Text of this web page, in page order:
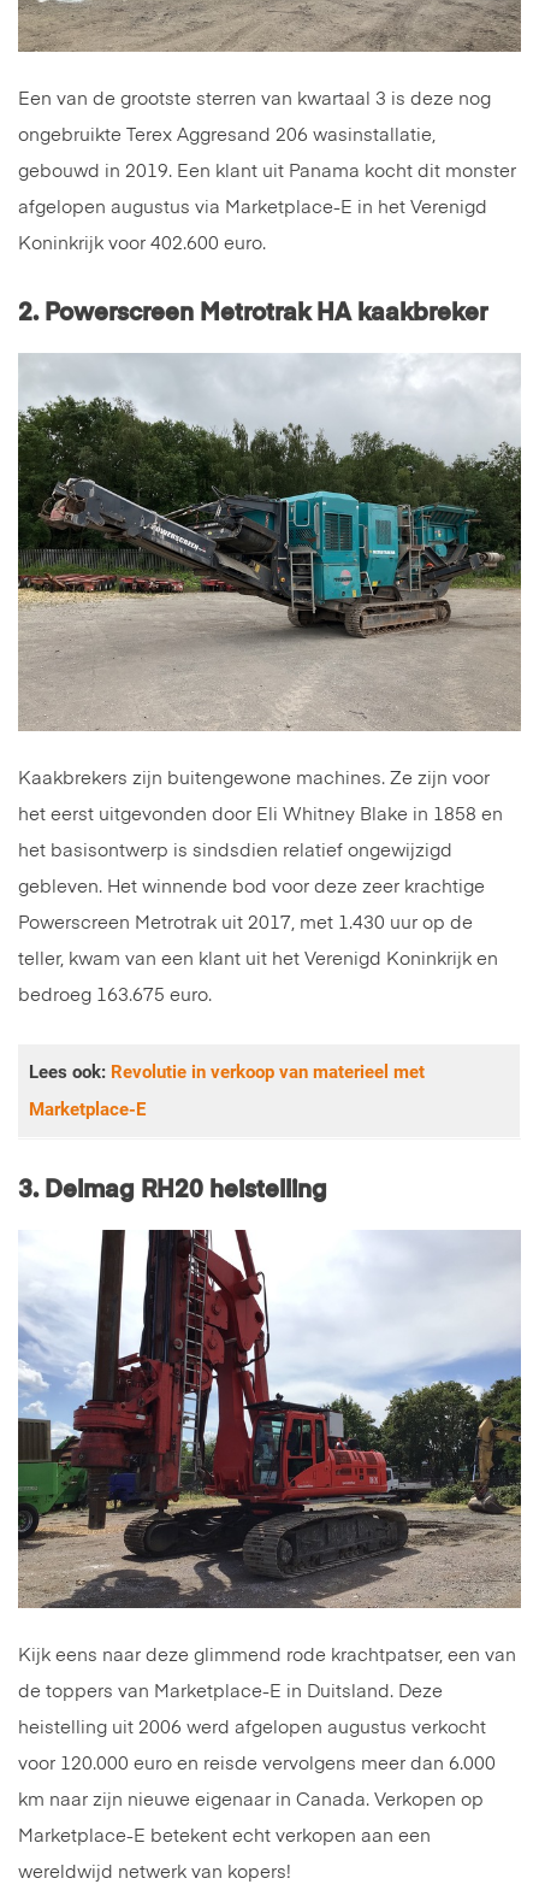
Een van de grootste sterren van kwartaal 3 is deze nog
ongebruikte Terex Aggresand 206 wasinstallatie,
gebouwd in 2019. Een klant uit Panama kocht dit monster
afgelopen augustus via Marketplace-E in het Verenigd
Koninkrijk voor 402.600 euro.
2. Powerscreen Metrotrak HA kaakbreker
Kaakbrekers zijn buitengewone machines. Ze zijn voor
het eerst uitgevonden door Eli Whitney Blake in 1858 en
het basisontwerp is sindsdien relatief ongewijzigd
gebleven. Het winnende bod voor deze zeer krachtige
Powerscreen Metrotrak uit 2017, met 1.430 uur op de
teller, kwam van een klant uit het Verenigd Koninkrijk en
bedroeg 163.675 euro.
Lees ook: Revolutie in verkoop van materieel met
Marketplace-E
3. Delmag RH20 heistelling
Kijk eens naar deze glimmend rode krachtpatser, een van
de toppers van Marketplace-E in Duitsland. Deze
heistelling uit 2006 werd afgelopen augustus verkocht
voor 120.000 euro en reisde vervolgens meer dan 6.000
km naar zijn nieuwe eigenaar in Canada. Verkopen op
Marketplace-E betekent echt verkopen aan een
wereldwijd netwerk van kopers!